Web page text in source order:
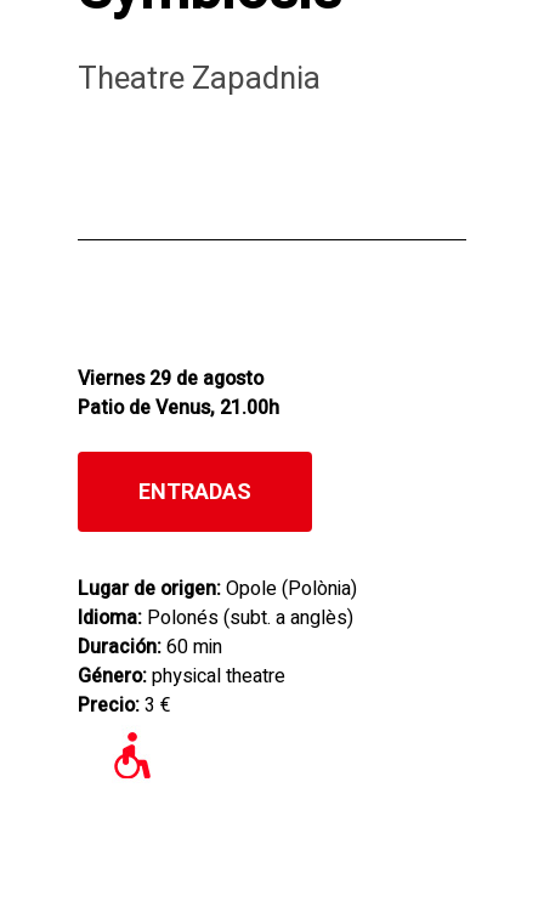
Theatre Zapadnia
Viernes 29 de agosto
Patio de Venus, 21.00h
ENTRADAS
Lugar de origen:Opole (Polònia)
Idioma: Polonés (subt. a anglès)
Duración:60 min
Género:physical theatre
Precio:3 €